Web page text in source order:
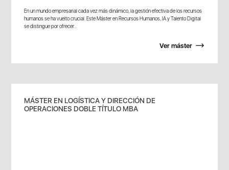
En un mundo empresarial cada vez más dinámico, la gestión efectiva de los recursos
humanos se ha vuelto crucial. Este Máster en Recursos Humanos, IA y Talento Digital
se distingue por ofrecer...
Ver máster
MÁSTER EN LOGÍSTICA Y DIRECCIÓN DE
OPERACIONES DOBLE TÍTULO MBA